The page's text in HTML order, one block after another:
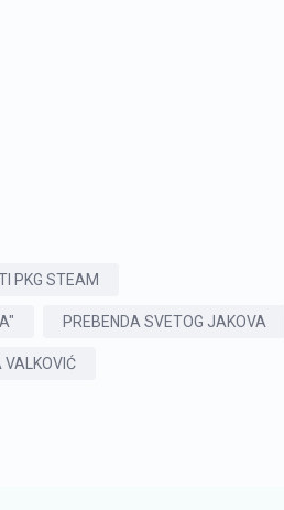
PKG STEAM
PREBENDA SVETOG JAKOVA
VALKOVIĆ